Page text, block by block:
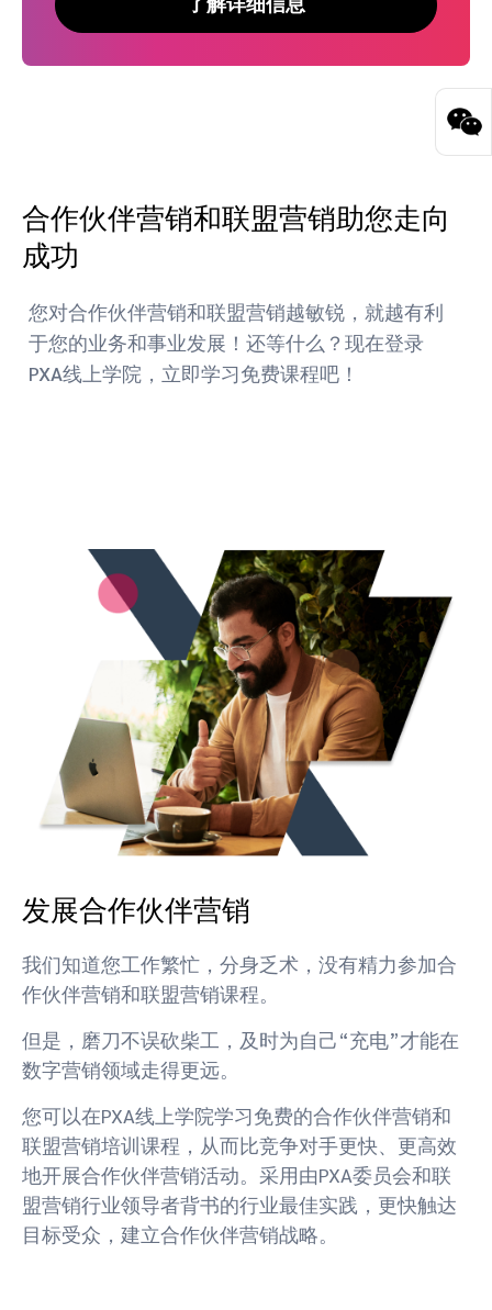
合作伙伴营销和联盟营销助您走向
成功
您对合作伙伴营销和联盟营销越敏锐，就越有利
于您的业务和事业发展！还等什么？现在登录
PXA线上学院，立即学习免费课程吧！
发展合作伙伴营销
我们知道您工作繁忙，分身乏术，没有精力参加合
作伙伴营销和联盟营销课程。
但是，磨刀不误砍柴工，及时为自己“充电”才能在
数字营销领域走得更远。
您可以在PXA线上学院学习免费的合作伙伴营销和
联盟营销培训课程，从而比竞争对手更快、更高效
地开展合作伙伴营销活动。采用由PXA委员会和联
盟营销行业领导者背书的行业最佳实践，更快触达
目标受众，建立合作伙伴营销战略。